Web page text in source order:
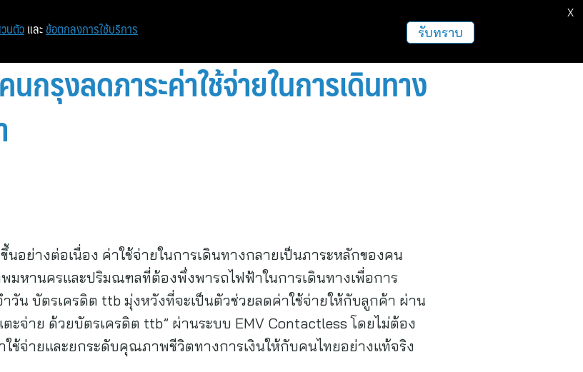
กรุงลดภาระค่าใช้จ่ายในการเดินทาง
อย่างต่อเนื่อง ค่าใช้จ่ายในการเดินทางกลายเป็นภาระหลักของคน
พมหานครและปริมณฑลที่ต้องพึ่งพารถไฟฟ้าในการเดินทางเพื่อการ
วัน บัตรเครดิต ttb มุ่งหวังที่จะเป็นตัวช่วยลดค่าใช้จ่ายให้กับลูกค้า ผ่าน
ะจ่าย ด้วยบัตรเครดิต ttb” ผ่านระบบ EMV Contactless โดยไม่ต้อง
ใช้จ่ายและยกระดับคุณภาพชีวิตทางการเงินให้กับคนไทยอย่างแท้จริง
นตัว และ ข้อตกลงการใช้บริการ รับทราบ
X